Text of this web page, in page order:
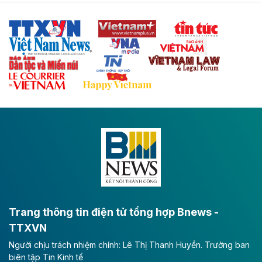
Thái Nguyên và các tỉnh trung du, miền núi phía Bắc
với hệ thống cửa khẩu quốc tế tại Lạng Sơn.
Theo baodautu.vn
Đề xuất đầu tư 11.500 tỷ đồng xây dựng cao
tốc CT.11 qua Ninh Bình
Đông A dài khoảng 25,1 km được kỳ vọng sẽ tạo động
lực phát triển kinh tế - xã hội khu vực phía Nam đồng
Long Thành
Tổng công ty Cảng hàng không Việt Nam - CTCP
(ACV) vừa lập kỷ lục mới về lợi nhuận trong quý
II/2026.
Trang thông tin điện tử tổng hợp Bnews -
TTXVN
Người chịu trách nhiệm chính: Lê Thị Thanh Huyền. Trưởng ban
biên tập Tin Kinh tế